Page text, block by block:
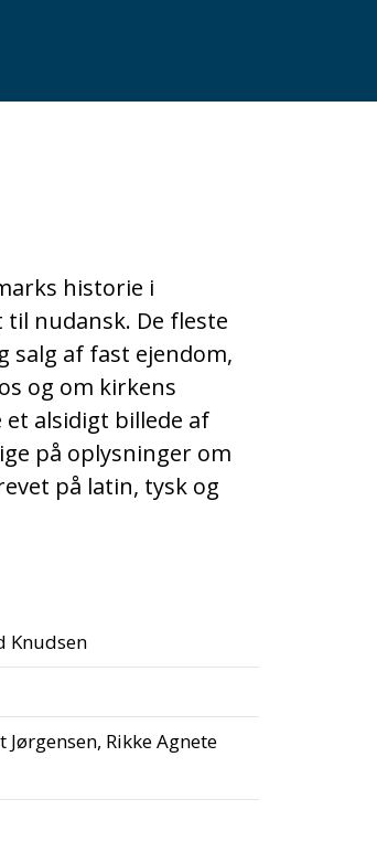
historie i
nudansk. De fleste
salg af fast ejendom,
og om kirkens
alsidigt billede af
på oplysninger om
på latin, tysk og
Knudsen
Rikke Agnete